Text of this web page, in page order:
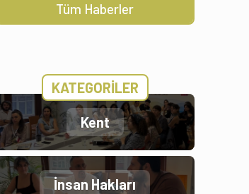
Tüm Haberler
KATEGORİLER
Kent
İnsan Hakları